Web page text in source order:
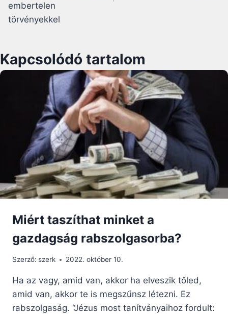
embertelen
törvényekkel
Kapcsolódó tartalom
Miért taszíthat minket a
gazdagság rabszolgasorba?
Szerző: szerk 2022. október 10.
Ha az vagy, amid van, akkor ha elveszik tőled,
amid van, akkor te is megszűnsz létezni. Ez
rabszolgaság. “Jézus most tanítványaihoz fordult: